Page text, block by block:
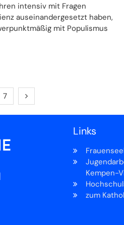
intensiv mit Fragen
auseinandergesetzt haben,
mit Populismus
7 Nächste Seite
Links
Kempen-
zum